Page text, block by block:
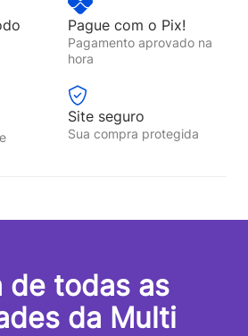
Pague com o Pix!
Pagamento aprovado na
hora
Site seguro
Sua compra protegida
de todas as
da Multi